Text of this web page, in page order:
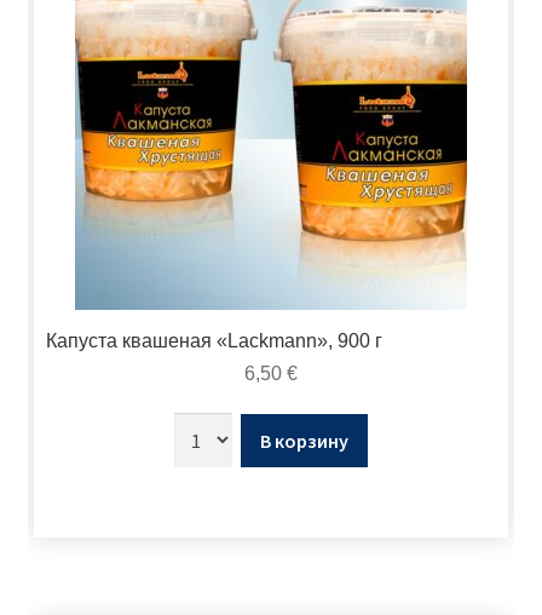
Капуста квашеная «Lackmann», 900 г
6,50 €
В корзину